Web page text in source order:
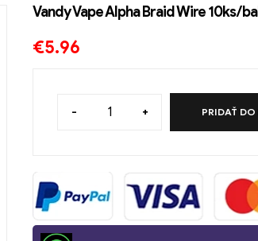
Vandy Vape Alpha Braid Wire
€5.96
- + PRIDAŤ